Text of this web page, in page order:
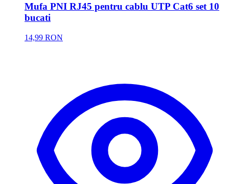
Mufa PNI RJ45 pentru cablu UTP Cat6 set 10
bucati
14,99 RON